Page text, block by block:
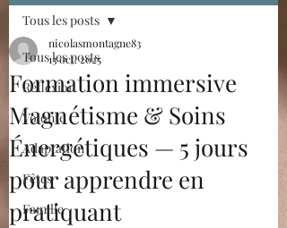
Tous les posts
Réflexion
Volonté
Adaptation
Fêtes
Famille
Tous les posts
Formation immersive
Magnétisme & Soins
Énergétiques — 5 jours
pour apprendre en
pratiquant
nicolasmontagne83
13 oct. 2025